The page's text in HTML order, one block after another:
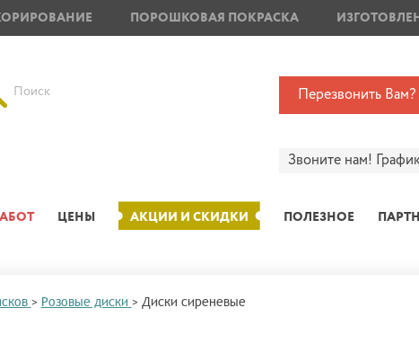
ПОРОШКОВАЯ ПОКРАСКА
Поиск Перезвонить Вам?
Звоните нам!
ЦЕНЫ АКЦИИ И СКИДКИ ПОЛЕЗНОЕ
> Розовые диски > Диски сиреневые